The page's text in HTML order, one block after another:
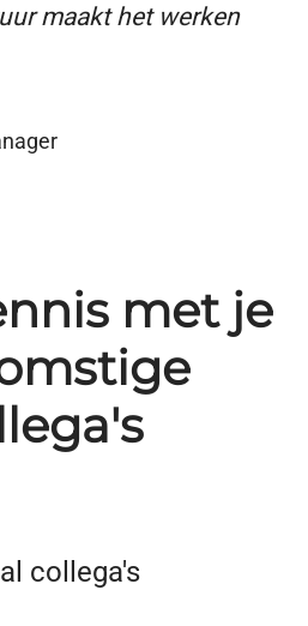
maakt het werken
met je
collega's